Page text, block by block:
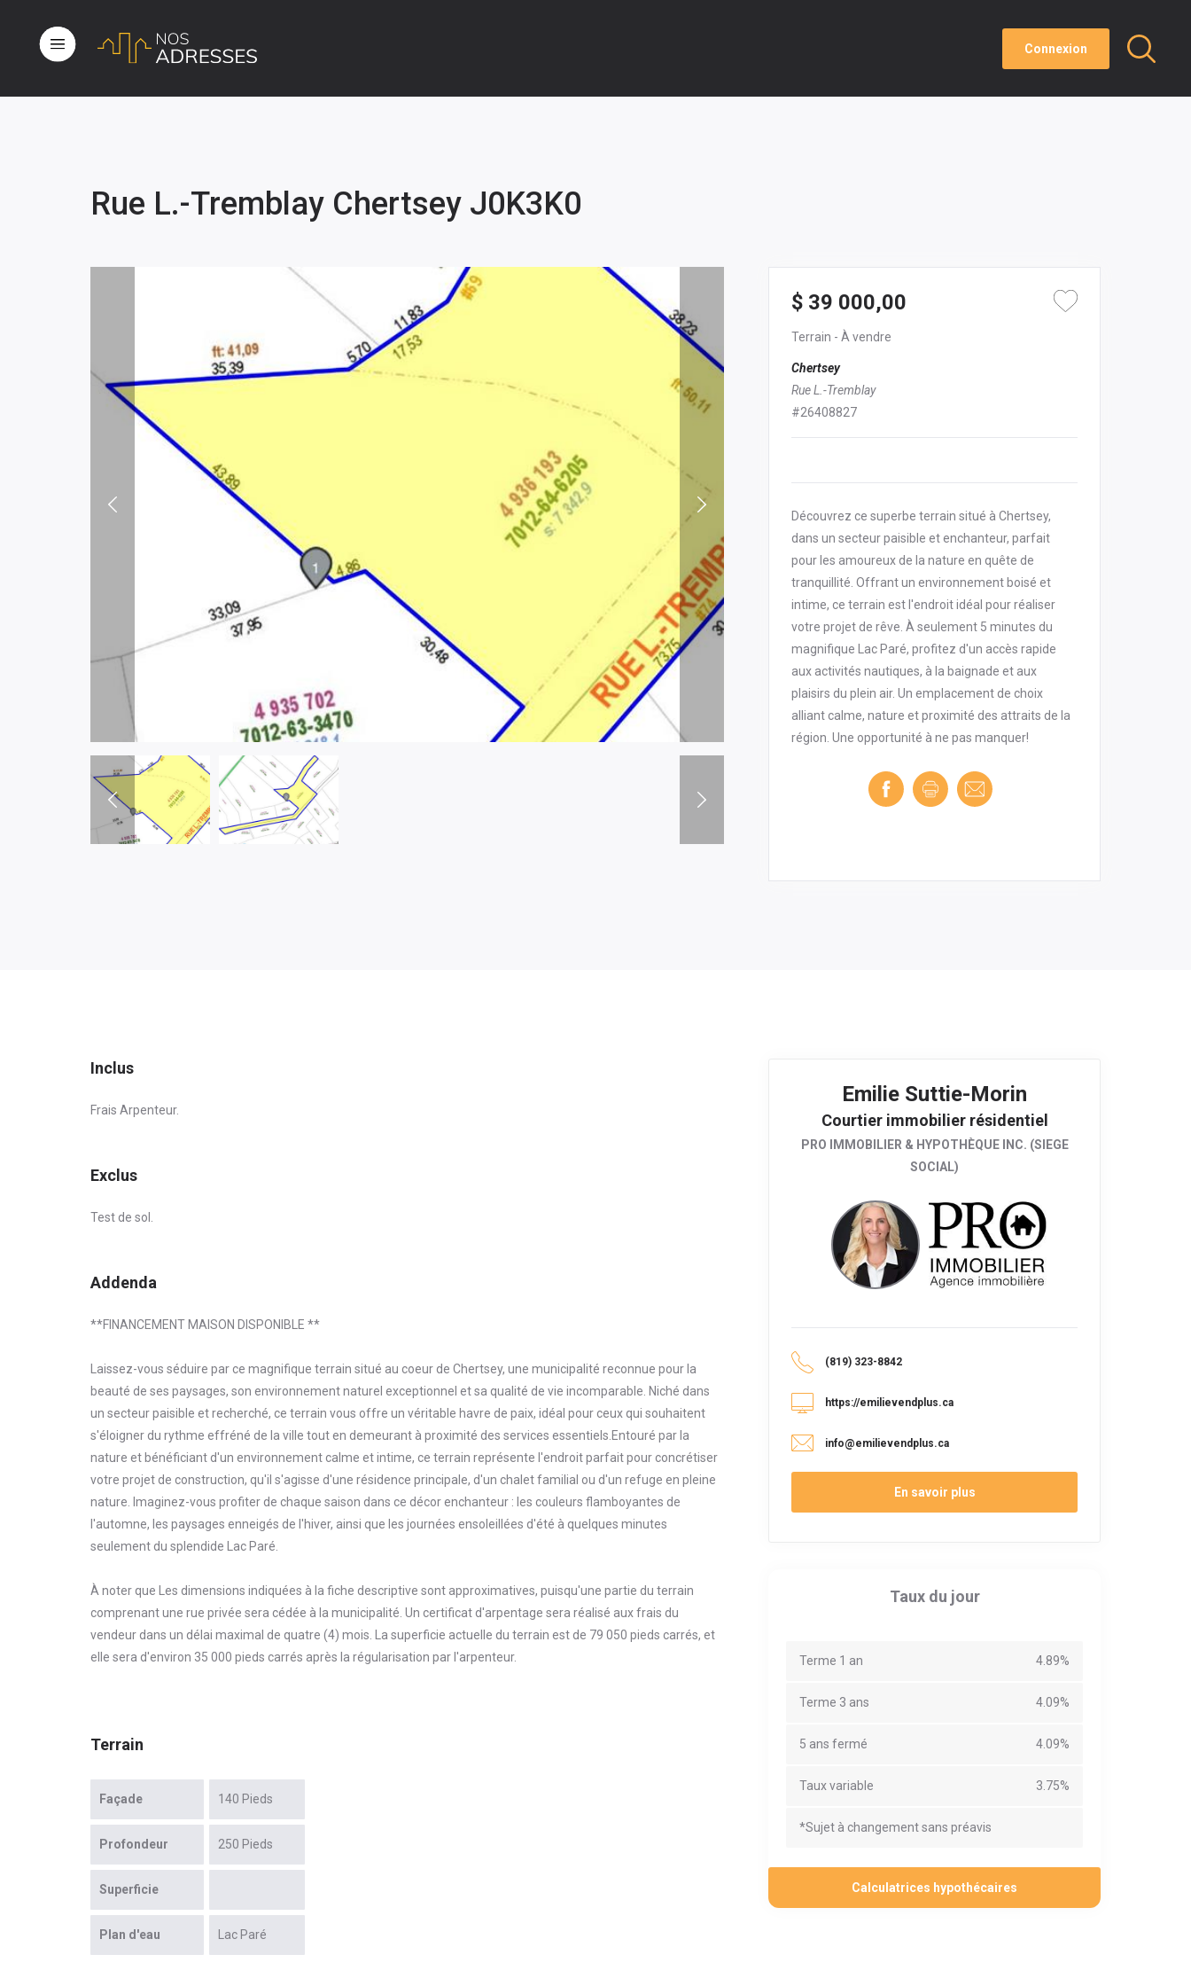
Connexion
Rue L.-Tremblay Chertsey J0K3K0
$ 39 000,00
Terrain - À vendre
Chertsey
Rue L.-Tremblay
#26408827
Découvrez ce superbe terrain situé à Chertsey,
dans un secteur paisible et enchanteur, parfait
pour les amoureux de la nature en quête de
tranquillité. Offrant un environnement boisé et
intime, ce terrain est l'endroit idéal pour réaliser
votre projet de rêve. À seulement 5 minutes du
magnifique Lac Paré, profitez d'un accès rapide
aux activités nautiques, à la baignade et aux
plaisirs du plein air. Un emplacement de choix
alliant calme, nature et proximité des attraits de la
région. Une opportunité à ne pas manquer!
Inclus
Frais Arpenteur.
Exclus
Test de sol.
Addenda
**FINANCEMENT MAISON DISPONIBLE **
Laissez-vous séduire par ce magnifique terrain situé au coeur de Chertsey, une municipalité reconnue pour la
beauté de ses paysages, son environnement naturel exceptionnel et sa qualité de vie incomparable. Niché dans
un secteur paisible et recherché, ce terrain vous offre un véritable havre de paix, idéal pour ceux qui souhaitent
s'éloigner du rythme effréné de la ville tout en demeurant à proximité des services essentiels.Entouré par la
nature et bénéficiant d'un environnement calme et intime, ce terrain représente l'endroit parfait pour concrétiser
votre projet de construction, qu'il s'agisse d'une résidence principale, d'un chalet familial ou d'un refuge en pleine
nature. Imaginez-vous profiter de chaque saison dans ce décor enchanteur : les couleurs flamboyantes de
l'automne, les paysages enneigés de l'hiver, ainsi que les journées ensoleillées d'été à quelques minutes
seulement du splendide Lac Paré.
À noter que Les dimensions indiquées à la fiche descriptive sont approximatives, puisqu'une partie du terrain
comprenant une rue privée sera cédée à la municipalité. Un certificat d'arpentage sera réalisé aux frais du
vendeur dans un délai maximal de quatre (4) mois. La superficie actuelle du terrain est de 79 050 pieds carrés, et
elle sera d'environ 35 000 pieds carrés après la régularisation par l'arpenteur.
Terrain
Façade 140 Pieds
Profondeur 250 Pieds
Superficie
Plan d'eau Lac Paré
Emilie Suttie-Morin
Courtier immobilier résidentiel
PRO IMMOBILIER & HYPOTHÈQUE INC. (SIEGE
SOCIAL)
(819) 323-8842
https://emilievendplus.ca
info@emilievendplus.ca
En savoir plus
Taux du jour
Terme 1 an 4.89%
Terme 3 ans 4.09%
5 ans fermé 4.09%
Taux variable 3.75%
*Sujet à changement sans préavis
Calculatrices hypothécaires